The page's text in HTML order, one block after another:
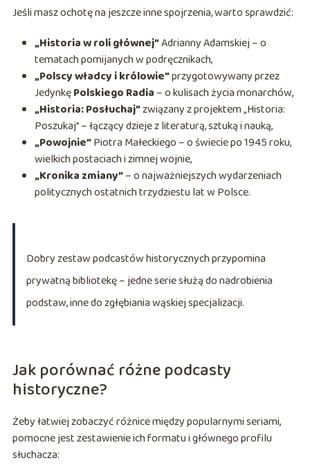
Jeśli masz ochotę na jeszcze inne spojrzenia, warto sprawdzić:
„Historia w roli głównej”Adrianny Adamskiej – o
tematach pomijanych w podręcznikach,
„Polscy władcy i królowie”przygotowywany przez
JedynkęPolskiego Radia – o kulisach życia monarchów,
„Historia: Posłuchaj”związany z projektem „Historia:
Poszukaj” – łączący dzieje z literaturą, sztuką i nauką,
„Powojnie”Piotra Małeckiego – o świecie po 1945 roku,
wielkich postaciach i zimnej wojnie,
„Kronika zmiany”– o najważniejszych wydarzeniach
politycznych ostatnich trzydziestu lat w Polsce.
Dobry zestaw podcastów historycznych przypomina
prywatną bibliotekę – jedne serie służą do nadrobienia
podstaw, inne do zgłębiania wąskiej specjalizacji.
Jak porównać różne podcasty
historyczne?
Żeby łatwiej zobaczyć różnice między popularnymi seriami,
pomocne jest zestawienie ich formatu i głównego profilu
słuchacza: